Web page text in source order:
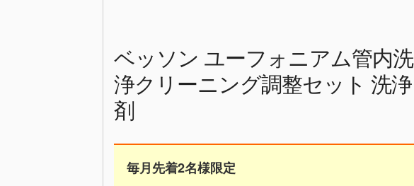
ベッソン ユーフォニアム管内洗
浄クリーニング調整セット 洗浄
剤
毎月先着2名様限定